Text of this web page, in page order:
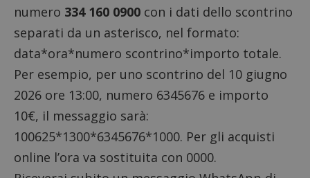
numero 334 160 0900 con i dati dello scontrino
separati da un asterisco, nel formato:
data*ora*numero scontrino*importo totale.
Per esempio, per uno scontrino del 10 giugno
2026 ore 13:00, numero 6345676 e importo
10€, il messaggio sarà:
100625*1300*6345676*1000. Per gli acquisti
online l’ora va sostituita con 0000.